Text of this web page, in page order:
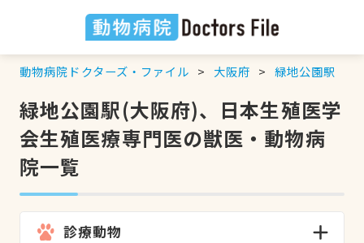
動物病院ドクターズ・ファイル 大阪府 緑地公園駅
緑地公園駅(大阪府)、日本生殖医学
会生殖医療専門医の獣医・動物病
院一覧
診療動物